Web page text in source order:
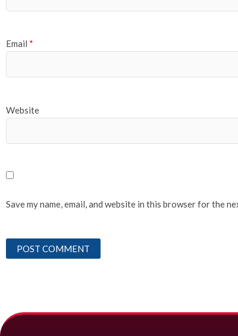
Email *
Website
Save my name, email, and website in this browser for the